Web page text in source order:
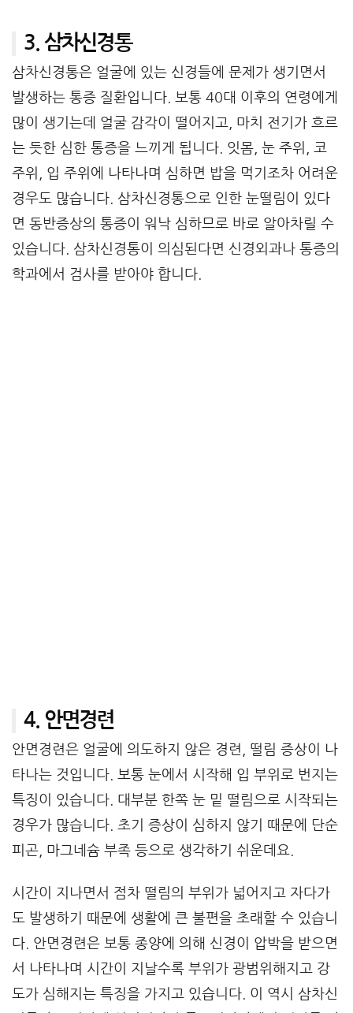
3. 삼차신경통
삼차신경통은 얼굴에 있는 신경들에 문제가 생기면서
발생하는 통증 질환입니다. 보통 40대 이후의 연령에게
많이 생기는데 얼굴 감각이 떨어지고, 마치 전기가 흐르
는 듯한 심한 통증을 느끼게 됩니다. 잇몸, 눈 주위, 코
주위, 입 주위에 나타나며 심하면 밥을 먹기조차 어려운
경우도 많습니다. 삼차신경통으로 인한 눈떨림이 있다
면 동반증상의 통증이 워낙 심하므로 바로 알아차릴 수
있습니다. 삼차신경통이 의심된다면 신경외과나 통증의
학과에서 검사를 받아야 합니다.
4. 안면경련
안면경련은 얼굴에 의도하지 않은 경련, 떨림 증상이 나
타나는 것입니다. 보통 눈에서 시작해 입 부위로 번지는
특징이 있습니다. 대부분 한쪽 눈 밑 떨림으로 시작되는
경우가 많습니다. 초기 증상이 심하지 않기 때문에 단순
피곤, 마그네슘 부족 등으로 생각하기 쉬운데요.
시간이 지나면서 점차 떨림의 부위가 넓어지고 자다가
도 발생하기 때문에 생활에 큰 불편을 초래할 수 있습니
다. 안면경련은 보통 종양에 의해 신경이 압박을 받으면
서 나타나며 시간이 지날수록 부위가 광범위해지고 강
도가 심해지는 특징을 가지고 있습니다. 이 역시 삼차신